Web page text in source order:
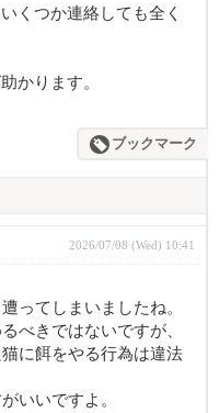
くつか連絡しても全く
かります。
ブックマーク
2026/07/08 (Wed) 10:41
ってしまいましたね。
べきではないですが、
に餌をやる行為は違法
いいですよ。